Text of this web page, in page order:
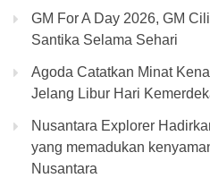
GM For A Day 2026, GM
Santika Selama Sehari
Agoda Catatkan Minat
Jelang Libur Hari
Nusantara Explorer
yang memadukan
Nusantara